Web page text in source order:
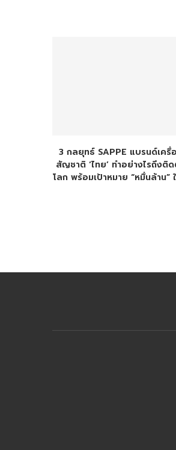
3 กลยุทธ์ SAPPE แบรนด์เครื่
สัญชาติ ‘ไทย’ ทำอย่างไรถึงติ
โลก พร้อมเป้าหมาย “หมื่นล้าน”